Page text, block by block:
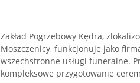
Zakład Pogrzebowy Kędra,
Moszczenicy, funkcjonuje jako
wszechstronne usługi funeralne.
kompleksowe przygotowanie